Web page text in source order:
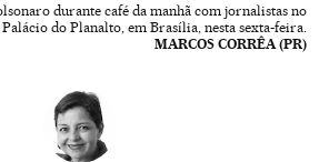
durante café da manhã com jornalistas no
Palácio do Planalto, em Brasília, nesta sexta-feira.
MARCOS CORRÊA (PR)